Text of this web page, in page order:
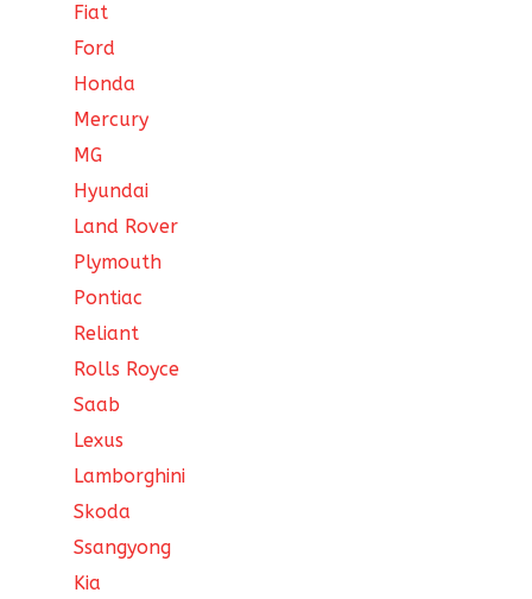
Fiat
Ford
Honda
Mercury
MG
Hyundai
Land Rover
Plymouth
Pontiac
Reliant
Rolls Royce
Saab
Lexus
Lamborghini
Skoda
Ssangyong
Kia